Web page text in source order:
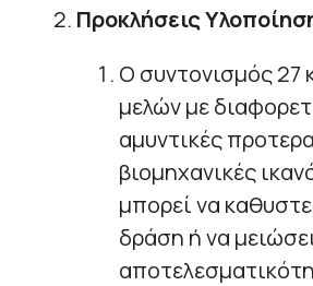
2. Προκλήσεις
Ο συντονισμός 27
μελών με
αμυντικές
βιομηχανικές
μπορεί να
δράση ή να